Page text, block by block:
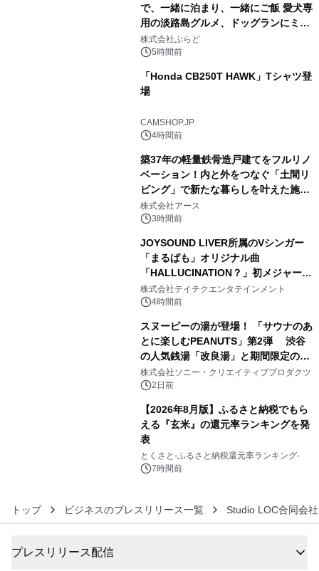
で、一緒に泊まり、一緒にご飯 愛犬専
用の淡路島グルメ、ドッグランにミニ
プール グランピングとトレーラーハウ
スの2施設で
株式会社ぷらど
5時間前
「Honda CB250T HAWK」Tシャツ登
場
CAMSHOP.JP
4時間前
築37年の軽量鉄骨造戸建てをフルリノ
ベーション！内と外をつなぐ「土間リ
ビング」で新たな暮らしを叶えた施工
事例を株式会社アースが公開
株式会社アース
3時間前
JOYSOUND LIVER所属のVシンガー
「まるぱも」オリジナル曲
「HALLUCINATION？」初メジャー配
信リリース決定！
株式会社テイチクエンタテインメント
4時間前
スヌーピーの湯が登場！ 「サウナのあ
とに楽しむPEANUTS」第2弾 渋谷
の人気銭湯「改良湯」と期間限定のコ
ラボレーション サウナイキタイコラ
ボグッズも発売決定！
株式会社ソニー・クリエイティブプロダクツ
2日前
【2026年8月版】ふるさと納税でもら
える『玄米』の還元率ランキングを発
表
とくさと-ふるさと納税還元率ランキング-
7時間前
トップ ビジネスのプレスリリース一覧 Studio LOC合同会社
プレスリリース配信